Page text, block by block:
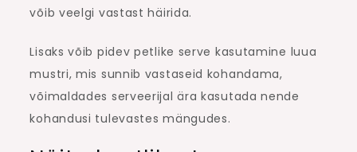
võib veelgi vastast häirida.
Lisaks võib pidev petlike serve kasutamine luua
mustri, mis sunnib vastaseid kohandama,
võimaldades serveerijal ära kasutada nende
kohandusi tulevastes mängudes.